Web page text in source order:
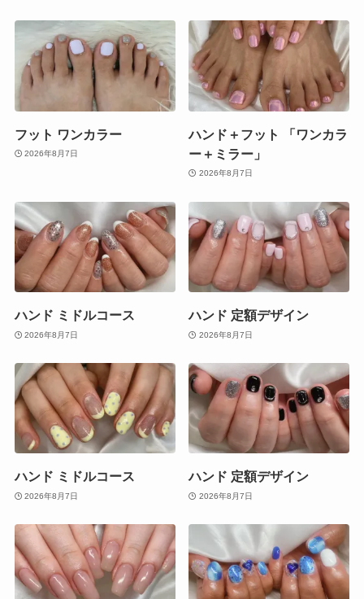
フット ワンカラー
2026年8月7日
ハンド＋フット 「ワンカラ
ー＋ミラー」
2026年8月7日
ハンド ミドルコース
2026年8月7日
ハンド 定額デザイン
2026年8月7日
ハンド ミドルコース
2026年8月7日
ハンド 定額デザイン
2026年8月7日